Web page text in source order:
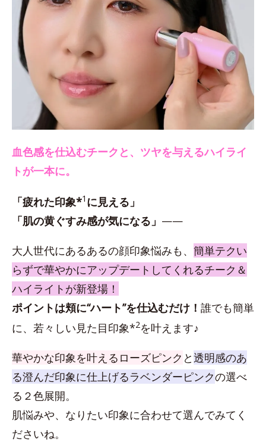
血色感を仕込むチークと、ツヤを与えるハイライ
トが一本に。
「疲れた印象*1 に見える」
「肌の黄ぐすみ感が気になる」 ——
大人世代にあるあるの顔印象悩みも、 簡単テクい
らずで華やかにアップデートしてくれるチーク＆
ハイライトが新登場！
ポイントは頬に“ハート”を仕込むだけ！ 誰でも簡単
に、若々しい見た目印象*2を叶えます♪
華やかな印象を叶えるローズピンク と透明感のあ
る澄んだ印象に仕上げるラベンダーピンクの選べ
る２色展開。
肌悩みや、なりたい印象に合わせて選んでみてく
ださいね。